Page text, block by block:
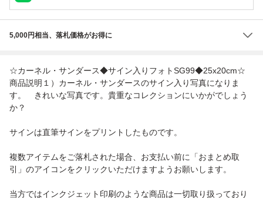
5,000円相当、落札価格がお得に
☆カーネル・サンダース◆サイン入りフォトSG99◆25x20cm☆
商品説明１）カーネル・サンダースのサイン入り写真になりま
す。 きれいな写真です。貴重なコレクションにいかがでしょう
か？
サインは直筆サインをプリントしたものです。
複数アイテムをご落札された場合、お支払い前に「おまとめ取
引」のアイコンをクリックいただけますようお願いします。
当方ではインクジェット印刷のような商品は一切取り扱っており